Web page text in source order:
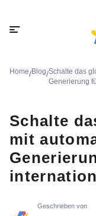
Home/Blog/Schalte das
Generierung
Schalte
mit
Geschrieben von